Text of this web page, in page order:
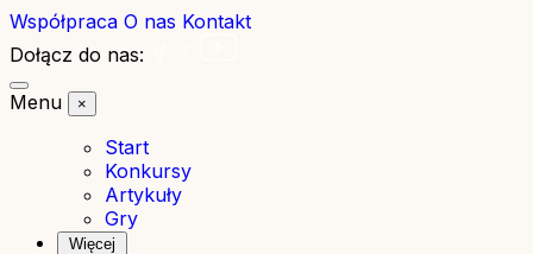
Współpraca O nas Kontakt
Dołącz do nas:
Menu
×
Start
Konkursy
Artykuły
Gry
Więcej